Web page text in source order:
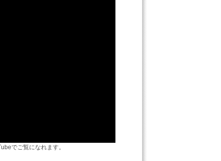
でご覧になれます。